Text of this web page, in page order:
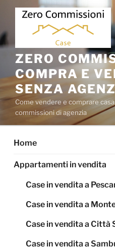
Salta
contenuto
ZERO
COMPRA E
SENZA
Come vendere e comprare
commissioni di agenzia
Home
Appartamenti in vendita
Case in vendita a
Case in vendita a
Case in vendita a Città
Case in vendita a